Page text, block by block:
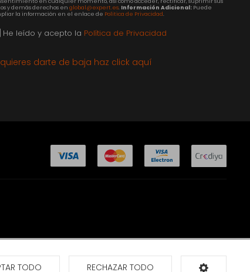
y demás derechos en global@expert.es. Información Adicional:Puede
la información en el enlace de Política de Privacidad.
He leído y acepto la Política de Privacidad
quieres darte de baja haz click aquí
TODO RECHAZAR TODO